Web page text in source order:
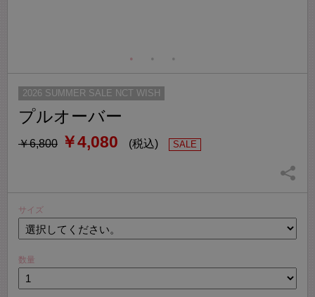
プルオーバー
￥6,800 ￥4,080 (税込) SALE
2026 SUMMER SALE NCT WISH
サイズ
数量